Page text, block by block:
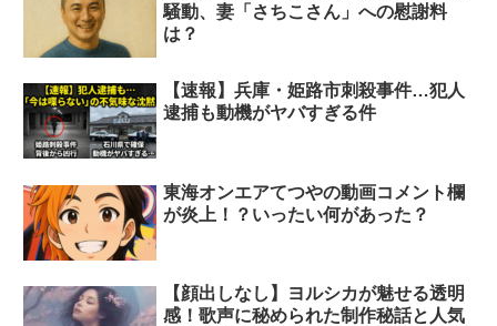
騒動、妻「さちこさん」への慰謝料
は？
【速報】兵庫・姫路市刺殺事件…犯人
逮捕も動機がヤバすぎる件
東海オンエアてつやの動画コメント欄
が炎上！？いったい何があった？
【顔出しなし】ヨルシカが魅せる透明
感！歌声に秘められた制作秘話と人気